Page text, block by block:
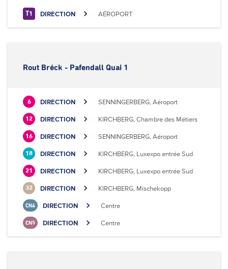
T1 DIRECTION AÉROPORT
Rout Bréck - Pafendall Quai 1
6 DIRECTION SENNINGERBERG, Aéroport
12 DIRECTION KIRCHBERG, Chambre des Métiers
16 DIRECTION SENNINGERBERG, Aéroport
18 DIRECTION KIRCHBERG, Luxexpo entrée Sud
21 DIRECTION KIRCHBERG, Luxexpo entrée Sud
32 DIRECTION KIRCHBERG, Mischekopp
CN4 DIRECTION Centre
CN5 DIRECTION Centre